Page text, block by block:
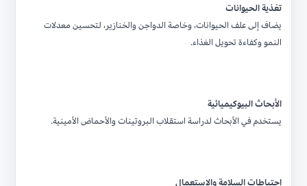
تغذية الحيوانات
يضاف إلى علف الحيوانات، وخاصة الدواجن والخنازير، لتحسين معدلات
النمو وكفاءة تحويل الغذاء.
الأبحاث البيوكيميائية
يستخدم في الأبحاث لدراسة استقلاب البروتينات والأحماض الأمينية.
احتياطات السلامة والاستعمال